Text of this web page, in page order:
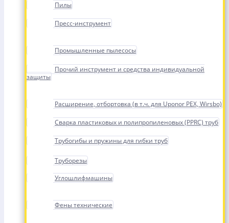
Пилы
Пресс-инструмент
Промышленные пылесосы
Прочий инструмент и средства индивидуальной
защиты
Расширение, отбортовка (в т.ч. для Uponor PEX, Wirsbo)
Сварка пластиковых и полипропиленовых (PPRC) труб
Трубогибы и пружины для гибки труб
Труборезы
Углошлифмашины
Фены технические